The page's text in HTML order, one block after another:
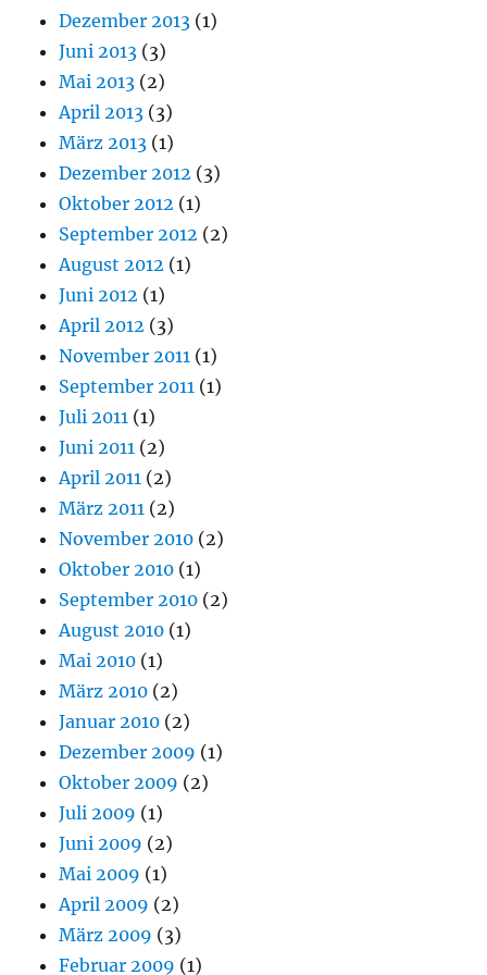
Dezember 2013 (1)
Juni 2013 (3)
Mai 2013 (2)
April 2013 (3)
März 2013 (1)
Dezember 2012 (3)
Oktober 2012 (1)
September 2012 (2)
August 2012 (1)
Juni 2012 (1)
April 2012 (3)
November 2011 (1)
September 2011 (1)
Juli 2011 (1)
Juni 2011 (2)
April 2011 (2)
März 2011 (2)
November 2010 (2)
Oktober 2010 (1)
September 2010 (2)
August 2010 (1)
Mai 2010 (1)
März 2010 (2)
Januar 2010 (2)
Dezember 2009 (1)
Oktober 2009 (2)
Juli 2009 (1)
Juni 2009 (2)
Mai 2009 (1)
April 2009 (2)
März 2009 (3)
Februar 2009 (1)